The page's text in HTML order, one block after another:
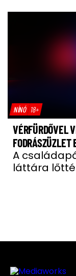
NÍNÓ 18+
VÉRFÜRDŐVEL
FODRÁSZÜZLET
A
láttára